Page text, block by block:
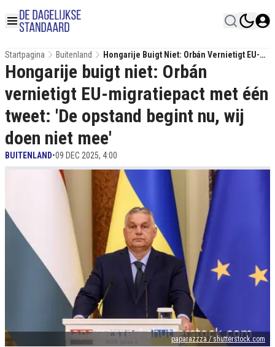
Startpagina Buitenland
Hongarije Buigt Niet: Orbán Vernietigt EU-
Migratiepact Met Één Tweet: 'De Opstand
Begint Nu, Wij Doen Niet Mee'
paparazzza / shutterstock.com
Hongarije buigt niet: Orbán
vernietigt EU-migratiepact met één
tweet: 'De opstand begint nu, wij
doen niet mee'
BUITENLAND•09 DEC 2025, 4:00